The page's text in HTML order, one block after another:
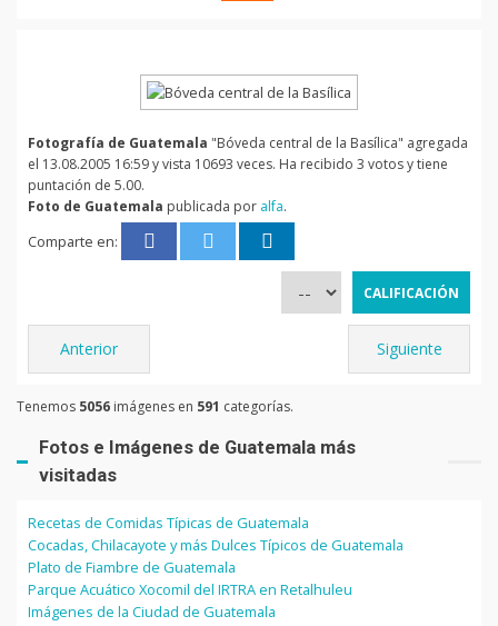
Fotografía de Guatemala "Bóveda central de la Basílica" agregada
el 13.08.2005 16:59 y vista 10693 veces. Ha recibido 3 votos y tiene
puntación de 5.00.
Foto de Guatemala publicada por alfa.
Comparte en:
Anterior Siguiente
Tenemos 5056 imágenes en 591 categorías.
Fotos e Imágenes de Guatemala más
visitadas
Recetas de Comidas Típicas de Guatemala
Cocadas, Chilacayote y más Dulces Típicos de Guatemala
Plato de Fiambre de Guatemala
Parque Acuático Xocomil del IRTRA en Retalhuleu
Imágenes de la Ciudad de Guatemala